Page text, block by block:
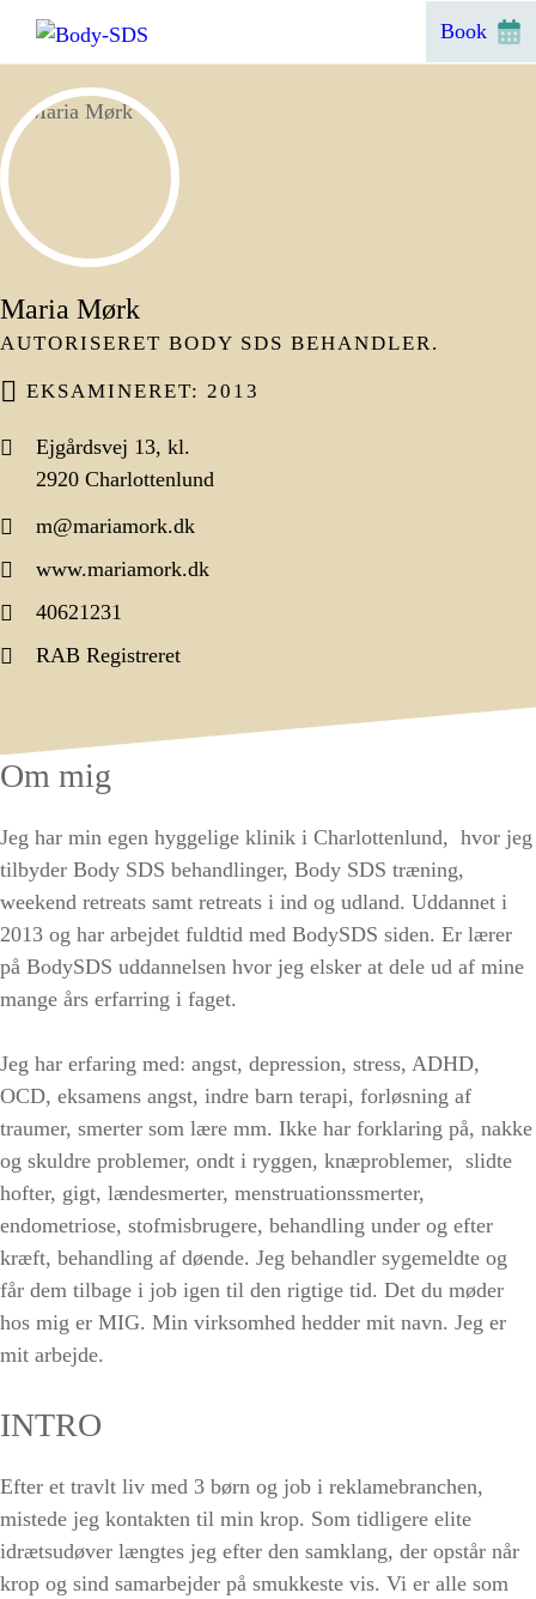
Book
Maria Mørk
AUTORISERET BODY SDS BEHANDLER.
EKSAMINERET: 2013
Ejgårdsvej 13, kl.
2920 Charlottenlund
m@mariamork.dk
www.mariamork.dk
40621231
RAB Registreret
Om mig
Jeg har min egen hyggelige klinik i Charlottenlund, hvor jeg
tilbyder Body SDS behandlinger, Body SDS træning,
weekend retreats samt retreats i ind og udland. Uddannet i
2013 og har arbejdet fuldtid med BodySDS siden. Er lærer
på BodySDS uddannelsen hvor jeg elsker at dele ud af mine
mange års erfarring i faget.
Jeg har erfaring med: angst, depression, stress, ADHD,
OCD, eksamens angst, indre barn terapi, forløsning af
traumer, smerter som lære mm. Ikke har forklaring på, nakke
og skuldre problemer, ondt i ryggen, knæproblemer, slidte
hofter, gigt, lændesmerter, menstruationssmerter,
endometriose, stofmisbrugere, behandling under og efter
kræft, behandling af døende. Jeg behandler sygemeldte og
får dem tilbage i job igen til den rigtige tid. Det du møder
hos mig er MIG. Min virksomhed hedder mit navn. Jeg er
mit arbejde.
INTRO
Efter et travlt liv med 3 børn og job i reklamebranchen,
mistede jeg kontakten til min krop. Som tidligere elite
idrætsudøver længtes jeg efter den samklang, der opstår når
krop og sind samarbejder på smukkeste vis. Vi er alle som